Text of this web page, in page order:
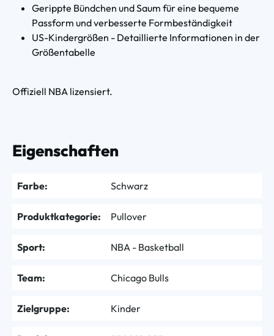
Gerippte Bündchen und Saum für eine bequeme
Passform und verbesserte Formbeständigkeit
US-Kindergrößen - Detaillierte Informationen in der
Größentabelle
Offiziell NBA lizensiert.
Eigenschaften
Farbe: Schwarz
Produktkategorie: Pullover
Sport: NBA - Basketball
Team: Chicago Bulls
Zielgruppe: Kinder